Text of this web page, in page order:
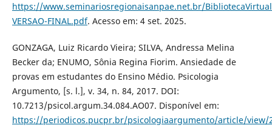
https://www.seminariosregionaisanpae.net.br/
VERSAO-FINAL.pdf. Acesso em: 4 set. 2025.
GONZAGA, Luiz Ricardo Vieira; SILVA, Andressa Melina
Becker da; ENUMO, Sônia Regina Fiorim. Ansiedade de
provas em estudantes do Ensino Médio. Psicologia
Argumento, [s. l.], v. 34, n. 84, 2017. DOI:
10.7213/psicol.argum.34.084.AO07. Disponível em:
https://periodicos.pucpr.br/psicologiaargumento/article/view/